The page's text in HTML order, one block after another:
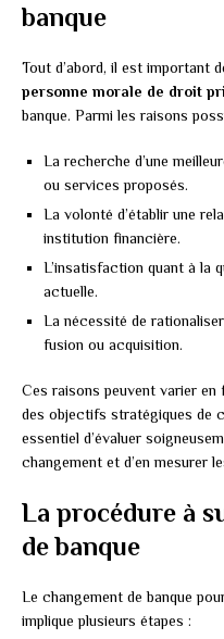
banque
Tout d’abord, il est important
personne morale de droit
banque. Parmi les raisons
La recherche d’une
ou services proposés.
La volonté d’établir une
institution financière.
L’insatisfaction quant à la
actuelle.
La nécessité de
fusion ou acquisition.
Ces raisons peuvent varier
des objectifs stratégiques de
essentiel d’évaluer
changement et d’en mesurer
La procédure à
de banque
Le changement de banque
implique plusieurs étapes :